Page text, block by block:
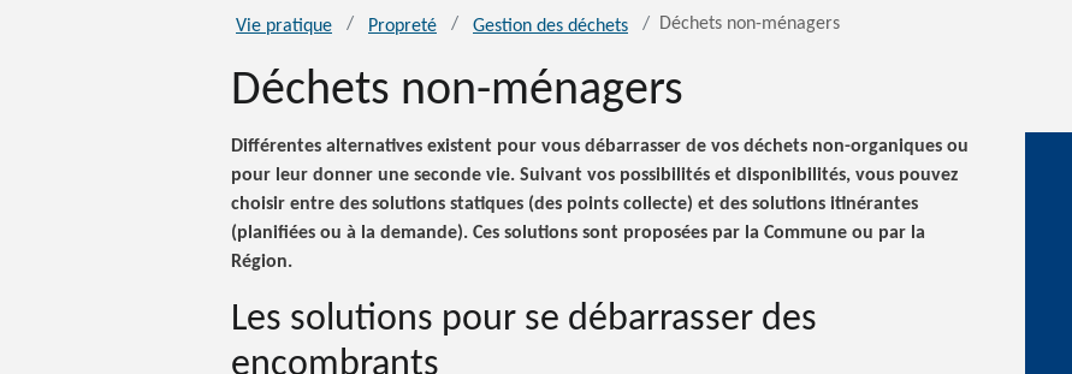
Vie pratique Propreté Gestion des déchets Déchets non-ménagers
Déchets non-ménagers
Différentes alternatives existent pour vous débarrasser de vos déchets non-organiques ou
pour leur donner une seconde vie. Suivant vos possibilités et disponibilités, vous pouvez
choisir entre des solutions statiques (des points collecte) et des solutions itinérantes
(planifiées ou à la demande). Ces solutions sont proposées par la Commune ou par la
Région.
Les solutions pour se débarrasser des
encombrants